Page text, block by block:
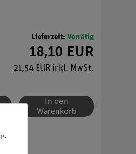
Lieferzeit: Vorrätig
18,10 EUR
21,54 EUR inkl. MwSt.
In den
Warenkorb